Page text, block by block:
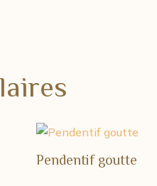
Pendentif goutte